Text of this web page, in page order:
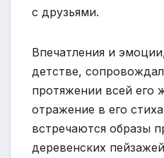
с друзьями.
Впечатления и
детстве,
протяжении всей его
отражение в его
встречаются образы
деревенских